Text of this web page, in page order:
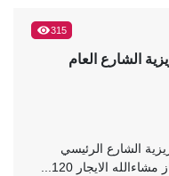
315
الشارع العام
الشارع الرئيسي